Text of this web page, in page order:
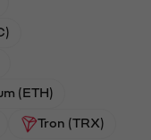
(ETH)
Tron (TRX)